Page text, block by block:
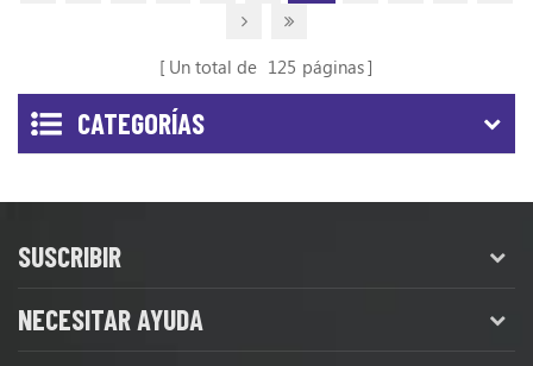
Un total de 125 páginas
CATEGORÍAS
SUSCRIBIR
NECESITAR AYUDA